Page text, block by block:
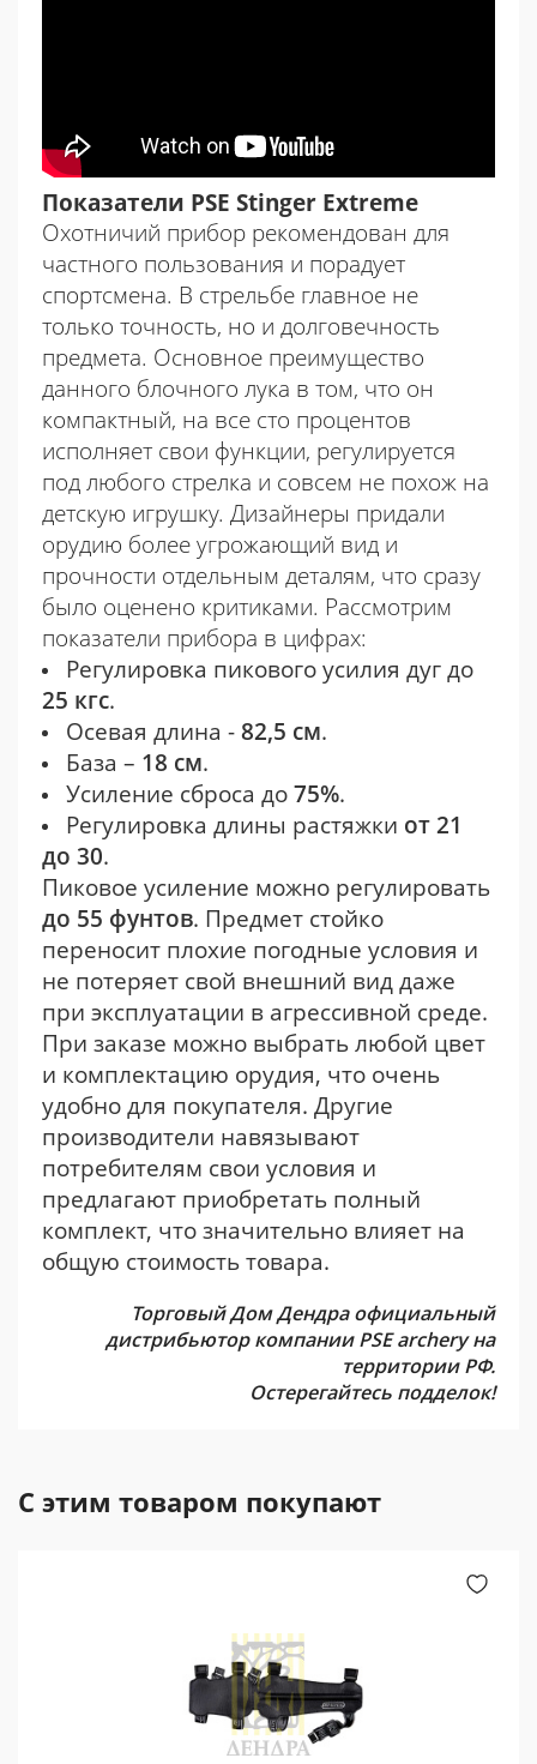
Показатели PSE Stinger Extreme
Охотничий прибор рекомендован для
частного пользования и порадует
спортсмена. В стрельбе главное не
только точность, но и долговечность
предмета. Основное преимущество
данного блочного лука в том, что он
компактный, на все сто процентов
исполняет свои функции, регулируется
под любого стрелка и совсем не похож на
детскую игрушку. Дизайнеры придали
орудию более угрожающий вид и
прочности отдельным деталям, что сразу
было оценено критиками. Рассмотрим
показатели прибора в цифрах:
Регулировка пикового усилия дуг до
25 кгс.
Осевая длина - 82,5 см.
База – 18 см.
Усиление сброса до 75%.
Регулировка длины растяжки от 21
до 30.
Пиковое усиление можно регулировать
до 55 фунтов. Предмет стойко
переносит плохие погодные условия и
не потеряет свой внешний вид даже
при эксплуатации в агрессивной среде.
При заказе можно выбрать любой цвет
и комплектацию орудия, что очень
удобно для покупателя. Другие
производители навязывают
потребителям свои условия и
предлагают приобретать полный
комплект, что значительно влияет на
общую стоимость товара.
Торговый Дом Дендра официальный
дистрибьютор компании PSE archery на
территории РФ.
Остерегайтесь подделок!
С этим товаром покупают